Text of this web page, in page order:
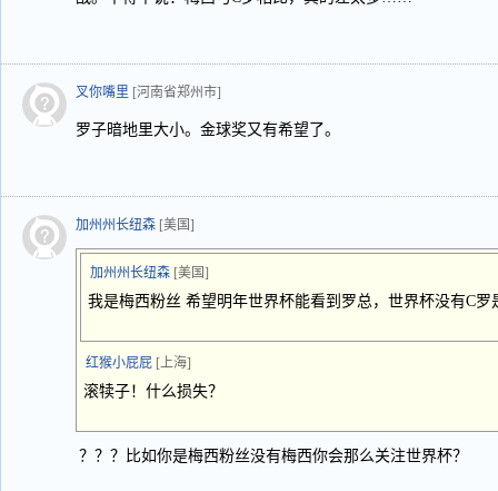
叉你嘴里 [河南省郑州市]
罗子暗地里大小。金球奖又有希望了。
加州州长纽森 [美国]
加州州长纽森 [美国]
我是梅西粉丝 希望明年世界杯能看到罗总，世界杯没有C罗
红猴小屁屁 [上海]
滚犊子！什么损失？
？？？比如你是梅西粉丝没有梅西你会那么关注世界杯？